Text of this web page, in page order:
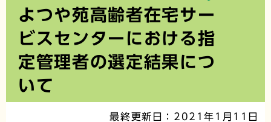
よつや苑高齢者在宅サー
ビスセンターにおける指
定管理者の選定結果につ
いて
最終更新日：2021年1月11日